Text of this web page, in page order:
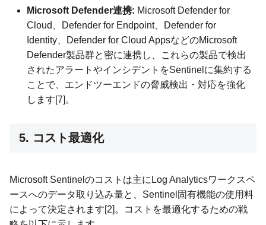
Microsoft Defender連携: Microsoft Defender for
Cloud、Defender for Endpoint、Defender for
Identity、Defender for Cloud AppsなどのMicrosoft
Defender製品群と密に連携し、これらの製品で検出
されたアラートやインシデントをSentinelに集約する
ことで、エンドツーエンドの脅威検出・対応を強化
します[7]。
5. コスト最適化
Microsoft Sentinelのコストは主にLog Analyticsワークスペ
ースへのデータ取り込み量と、Sentinel固有機能の使用料
によって決定されます[2]。コストを最適化するための戦